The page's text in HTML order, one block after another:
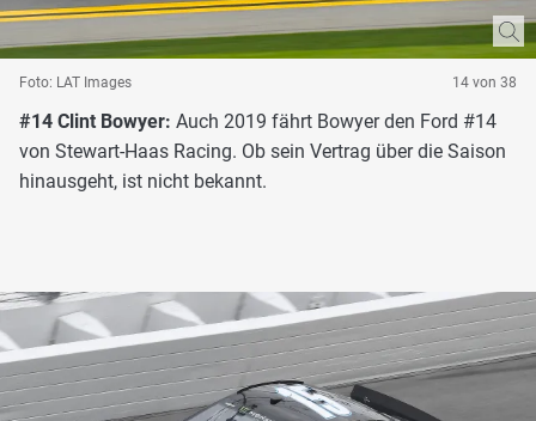
Foto: LAT Images 14 von 38
#14 Clint Bowyer: Auch 2019 fährt Bowyer den Ford #14
von Stewart-Haas Racing. Ob sein Vertrag über die Saison
hinausgeht, ist nicht bekannt.